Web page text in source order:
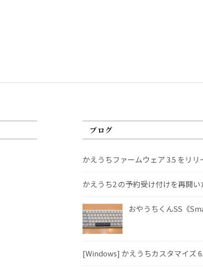
ブログ
かえうちファームウェア 3.5 をリリ
かえうち2 の予約受け付けを再開
おやうちくんSS《
[Windows] かえうちカスタマイズ